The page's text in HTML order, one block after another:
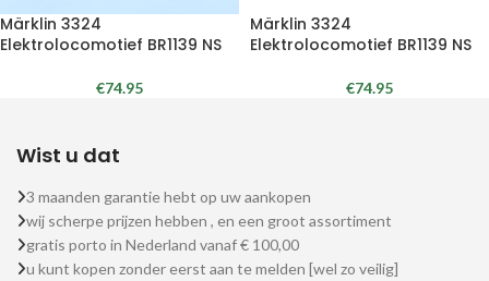
Märklin 3324
Elektrolocomotief BR1139 NS
€74.95
Märklin 3324
Elektrolocomotief BR1139 NS
€74.95
Wist u dat
3 maanden garantie hebt op uw aankopen
wij scherpe prijzen hebben , en een groot assortiment
gratis porto in Nederland vanaf € 100,00
u kunt kopen zonder eerst aan te melden [wel zo veilig]